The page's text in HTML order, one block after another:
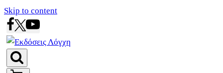
Skip to content